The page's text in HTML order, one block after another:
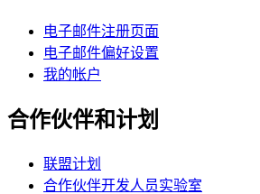
电子邮件注册页面
电子邮件偏好设置
我的帐户
合作伙伴和计划
联盟计划
合作伙伴开发人员实验室